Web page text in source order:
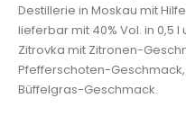
Destillerie in Moskau mit
lieferbar mit 40% Vol. in 0,5 l
Zitrovka mit Zitronen-
Pfefferschoten-
Büffelgras-Geschmack.